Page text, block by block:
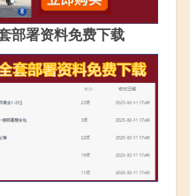
部署资料免费下载